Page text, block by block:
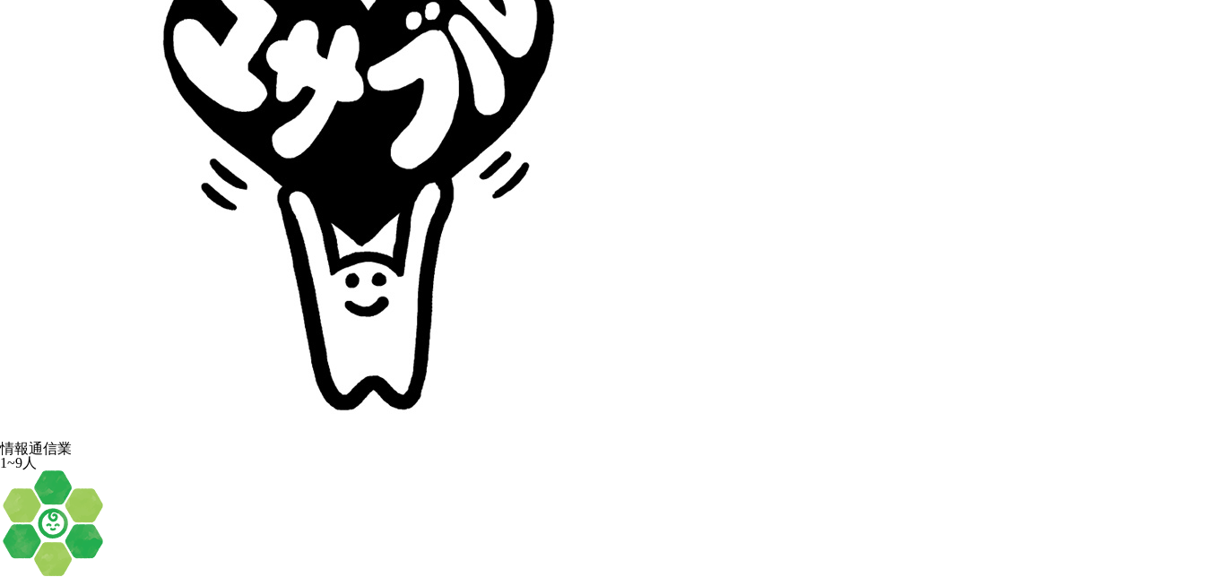
情報通信業
1~9人